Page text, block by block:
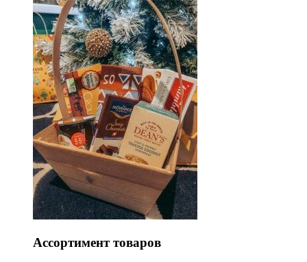
Ассортимент товаров